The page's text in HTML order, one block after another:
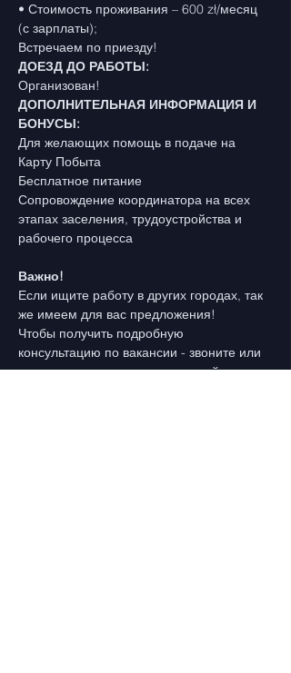
• Стоимость проживания – 600 zł/месяц
(с зарплаты);
Встречаем по приезду!
ДОЕЗД ДО РАБОТЫ:
Организован!
ДОПОЛНИТЕЛЬНАЯ ИНФОРМАЦИЯ И
БОНУСЫ:
Для желающих помощь в подаче на
Карту Побыта
Бесплатное питание
Сопровождение координатора на всех
этапах заселения, трудоустройства и
рабочего процесса
Важно!
Если ищите работу в других городах, так
же имеем для вас предложения!
Чтобы получить подробную
консультацию по вакансии - звоните или
пишите по закрепленному на сайте